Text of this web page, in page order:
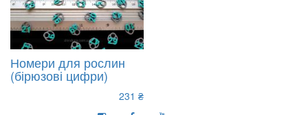
Номери для рослин
(бірюзові цифри)
231 ₴